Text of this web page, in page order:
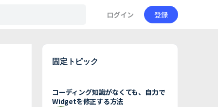
ログイン 登録
固定トピック
コーディング知識がなくても、自力で
Widgetを修正する方法